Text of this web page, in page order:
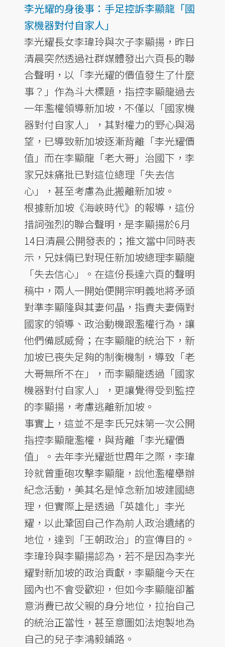
李光耀的身後事：手足控訴李顯龍「國
家機器對付自家人」
李光耀長女李瑋玲與次子李顯揚，昨日
清晨突然透過社群媒體發出六頁長的聯
合聲明，以「李光耀的價值發生了什麼
事？」作為斗大標題，指控李顯龍過去
一年濫權領導新加坡，不僅以「國家機
器對付自家人」，其對權力的野心與渴
望，已導致新加坡逐漸背離「李光耀價
值」而在李顯龍「老大哥」治國下，李
家兄妹痛批已對這位總理「失去信
心」，甚至考慮為此搬離新加坡。
根據新加坡《海峽時代》的報導，這份
措詞強烈的聯合聲明，是李顯揚於6月
14日清晨公開發表的；推文當中同時表
示，兄妹倆已對現任新加坡總理李顯龍
「失去信心」。在這份長達六頁的聲明
稿中，兩人一開始便開宗明義地將矛頭
對準李顯隆與其妻何晶，指責夫妻倆對
國家的領導、政治動機跟濫權行為，讓
他們備感威脅；在李顯龍的統治下，新
加坡已喪失足夠的制衡機制，導致「老
大哥無所不在」，而李顯龍透過「國家
機器對付自家人」，更讓覺得受到監控
的李顯揚，考慮逃離新加坡。
事實上，這並不是李氏兄妹第一次公開
指控李顯龍濫權，與背離「李光耀價
值」。去年李光耀逝世周年之際，李瑋
玲就曾重砲攻擊李顯龍，說他濫權舉辦
紀念活動，美其名是悼念新加坡建國總
理，但實際上是透過「英雄化」李光
耀，以此鞏固自己作為前人政治遺緒的
地位，達到「王朝政治」的宣傳目的。
李瑋玲與李顯揚認為，若不是因為李光
耀對新加坡的政治貢獻，李顯龍今天在
國內也不會受歡迎，但如今李顯龍卻蓄
意消費已故父親的身分地位，拉抬自己
的統治正當性，甚至意圖如法炮製地為
自己的兒子李鴻毅鋪路。